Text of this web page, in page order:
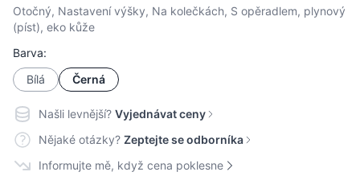
Otočný, Nastavení výšky, Na kolečkách, S opěradlem, plynový
(píst), eko kůže
Barva:
Bílá
Černá
Našli levnější? Vyjednávat ceny
Nějaké otázky? Zeptejte se odborníka
Informujte mě, když cena poklesne